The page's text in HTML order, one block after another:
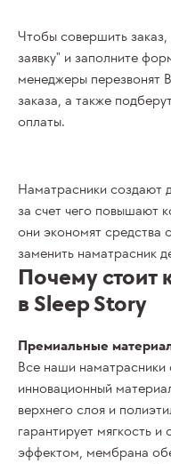
Чтобы совершить
заявку" и заполните
менеджеры перезвонят
заказа, а также
оплаты.
Наматрасники создают
за счет чего повышают
они экономят средства
заменить наматрасник
Почему стоит
в Sleep Story
Премиальные
Все наши наматрасники
инновационный
верхнего слоя и
гарантирует мягкость
эффектом, мембрана